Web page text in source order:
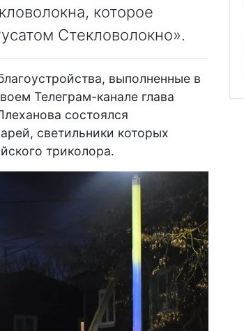
которое
Стекловолокно».
выполненные в
Телеграм-канале глава
состоялся
светильники которых
триколора.